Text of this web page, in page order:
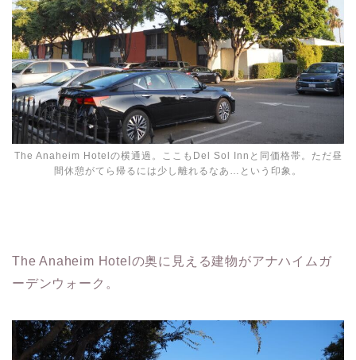
The Anaheim Hotelの横通過。ここもDel Sol Innと同価格帯。ただ昼
間休憩がてら帰るには少し離れるなあ…という印象。
The Anaheim Hotelの奥に見える建物がアナハイムガ
ーデンウォーク。